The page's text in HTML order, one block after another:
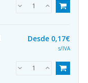
Desde 0,17€
s/IVA